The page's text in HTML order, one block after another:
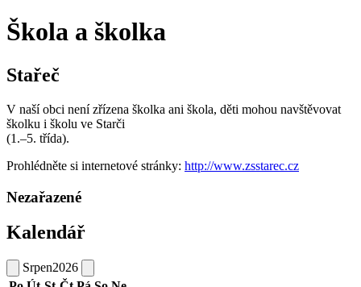
Škola a školka
Stařeč
V naší obci není zřízena školka ani škola, děti mohou navštěvovat
školku i školu ve Starči
(1.–5. třída).
Prohlédněte si internetové stránky: http://www.zsstarec.cz
Nezařazené
Kalendář
Srpen2026